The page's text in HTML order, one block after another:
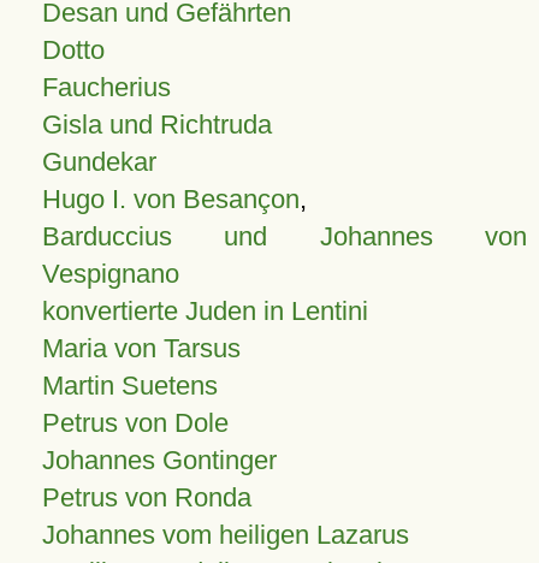
Desan und Gefährten
Dotto
Faucherius
Gisla und Richtruda
Gundekar
Hugo I. von Besançon,
Barduccius und Johannes von
Vespignano
konvertierte Juden in Lentini
Maria von Tarsus
Martin Suetens
Petrus von Dole
Johannes Gontinger
Petrus von Ronda
Johannes vom heiligen Lazarus